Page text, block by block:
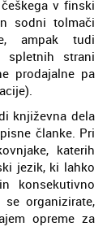
v finski
sodni tolmači
ampak tudi
spletnih strani
prodajalne pa
književna dela
članke. Pri
katerih
jezik, ki lahko
konsekutivno
organizirate,
opreme za